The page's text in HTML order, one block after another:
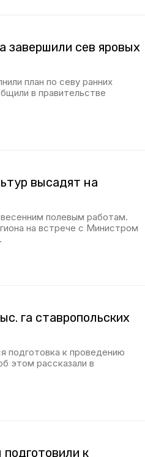
завершили сев яровых
план по севу ранних
в правительстве
высадят на
полевым работам.
на встрече с Министром
га ставропольских
подготовка к проведению
этом рассказали в
к